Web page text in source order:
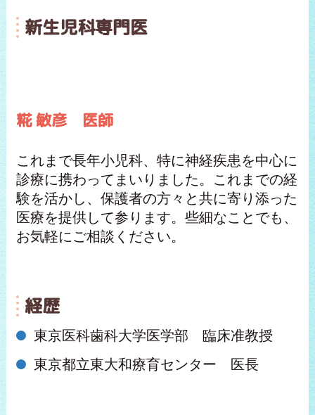
新生児科専門医
糀 敏彦 医師
これまで長年小児科、特に神経疾患を中心に
診療に携わってまいりました。これまでの経
験を活かし、保護者の方々と共に寄り添った
医療を提供して参ります。些細なことでも、
お気軽にご相談ください。
経歴
東京医科歯科大学医学部 臨床准教授
東京都立東大和療育センター 医長